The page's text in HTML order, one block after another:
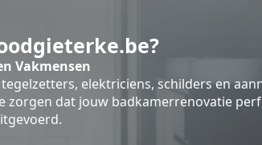
Vakmensen
elektriciens, schilders en
zorgen dat jouw badkamerrenovatie